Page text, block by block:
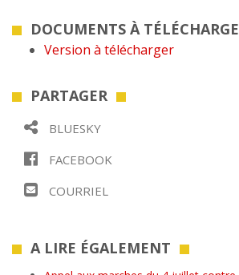
DOCUMENTS À
Version à télécharger
PARTAGER
BLUESKY
FACEBOOK
COURRIEL
A LIRE ÉGALEMENT